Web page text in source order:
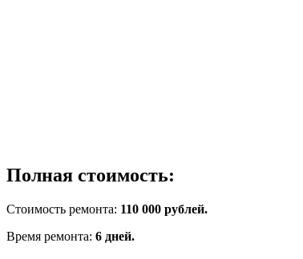
Полная стоимость:
Стоимость ремонта: 110 000 рублей.
Время ремонта: 6 дней.